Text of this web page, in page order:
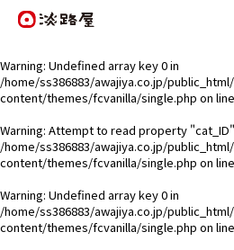
Warning: Undefined array key 0 in
/home/ss386883/awajiya.co.jp/
content/themes/fcvanilla/single.php on line
Warning: Attempt to read property
/home/ss386883/awajiya.co.jp/
content/themes/fcvanilla/single.php on line
Warning: Undefined array key 0 in
/home/ss386883/awajiya.co.jp/
content/themes/fcvanilla/single.php on line